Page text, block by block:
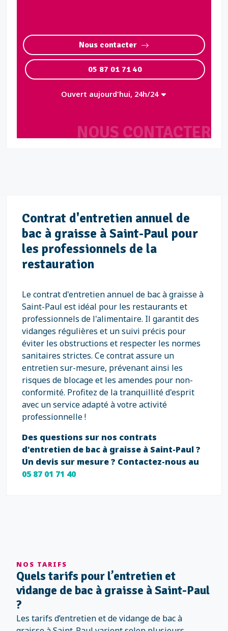
NOUS CONTACTER
Nous contacter
05 87 01 71 40
Ouvert aujourd'hui, 24h/24
Contrat d'entretien annuel de
bac à graisse à Saint-Paul pour
les professionnels de la
restauration
Le contrat d'entretien annuel de bac à graisse à
Saint-Paul est idéal pour les restaurants et
professionnels de l'alimentaire. Il garantit des
vidanges régulières et un suivi précis pour
éviter les obstructions et respecter les normes
sanitaires strictes. Ce contrat assure un
entretien sur-mesure, prévenant ainsi les
risques de blocage et les amendes pour non-
conformité. Profitez de la tranquillité d'esprit
avec un service adapté à votre activité
professionnelle !
Des questions sur nos contrats
d'entretien de bac à graisse à Saint-Paul ?
Un devis sur mesure ? Contactez-nous au
05 87 01 71 40
NOS TARIFS
Quels tarifs pour l’entretien et
vidange de bac à graisse à Saint-Paul
?
Les tarifs d’entretien et de vidange de bac à